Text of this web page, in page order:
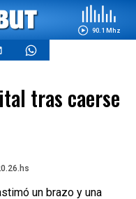
90.1 Mhz
tras caerse
un brazo y una